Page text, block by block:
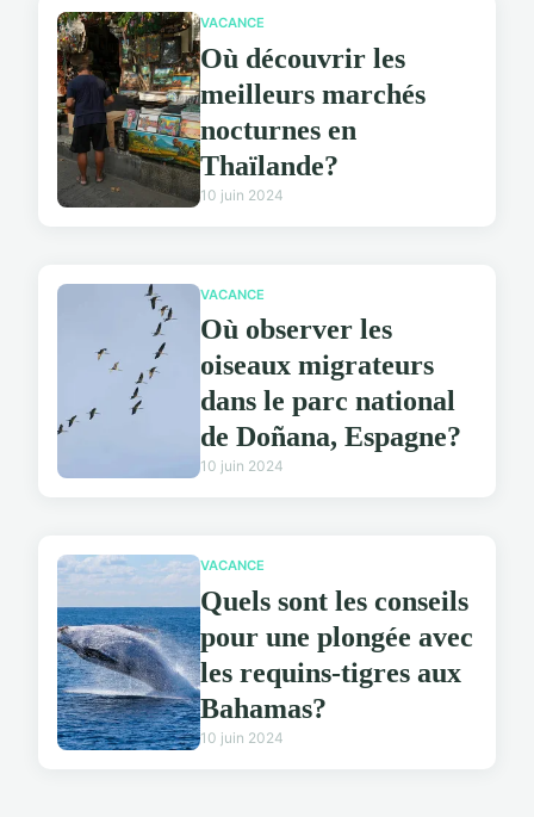
VACANCE
Où découvrir les
meilleurs marchés
nocturnes en
Thaïlande?
10 juin 2024
VACANCE
Où observer les
oiseaux migrateurs
dans le parc national
de Doñana, Espagne?
10 juin 2024
VACANCE
Quels sont les conseils
pour une plongée avec
les requins-tigres aux
Bahamas?
10 juin 2024